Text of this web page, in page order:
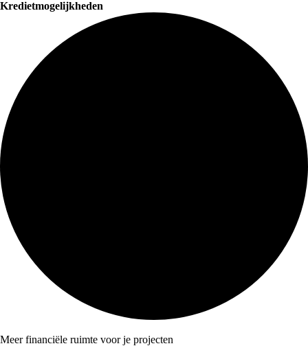
Kredietmogelijkheden
Meer financiële ruimte voor je projecten